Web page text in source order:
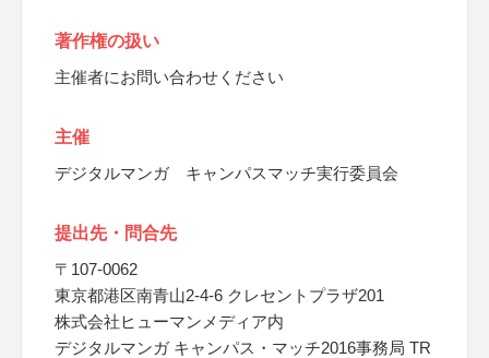
著作権の扱い
主催者にお問い合わせください
主催
デジタルマンガ キャンパスマッチ実行委員会
提出先・問合先
〒107-0062
東京都港区南青山2-4-6 クレセントプラザ201
株式会社ヒューマンメディア内
デジタルマンガ キャンパス・マッチ2016事務局 TR